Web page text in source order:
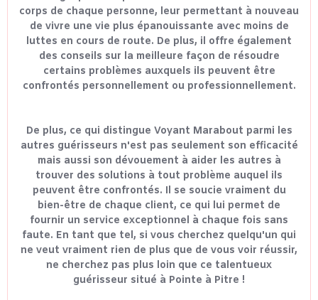
corps de chaque personne, leur permettant à nouveau
de vivre une vie plus épanouissante avec moins de
luttes en cours de route. De plus, il offre également
des conseils sur la meilleure façon de résoudre
certains problèmes auxquels ils peuvent être
confrontés personnellement ou professionnellement.
De plus, ce qui distingue Voyant Marabout parmi les
autres guérisseurs n'est pas seulement son efficacité
mais aussi son dévouement à aider les autres à
trouver des solutions à tout problème auquel ils
peuvent être confrontés. Il se soucie vraiment du
bien-être de chaque client, ce qui lui permet de
fournir un service exceptionnel à chaque fois sans
faute. En tant que tel, si vous cherchez quelqu'un qui
ne veut vraiment rien de plus que de vous voir réussir,
ne cherchez pas plus loin que ce talentueux
guérisseur situé à Pointe à Pitre !